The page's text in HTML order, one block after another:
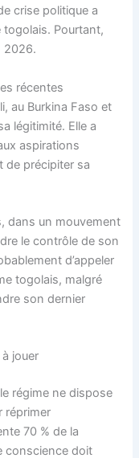
crise politique a
Pourtant,
2026.
récentes
au Burkina Faso et
légitimité. Elle a
aspirations
de précipiter sa
dans un mouvement
le contrôle de son
d’appeler
togolais, malgré
son dernier
jouer
régime ne dispose
réprimer
70 % de la
conscience doit